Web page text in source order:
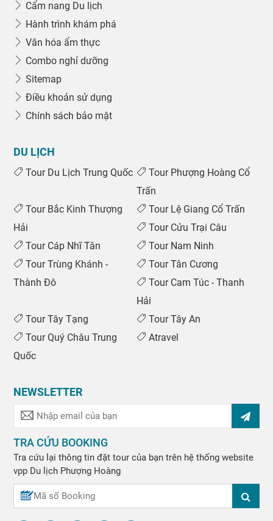
Cẩm nang Du lịch
Hành trình khám phá
Văn hóa ẩm thực
Combo nghỉ dưỡng
Sitemap
Điều khoản sử dụng
Chính sách bảo mật
DU LỊCH
Tour Du Lịch Trung Quốc
Tour Phượng Hoàng Cổ
Trấn
Tour Bắc Kinh Thượng
Hải
Tour Lệ Giang Cổ Trấn
Tour Cửu Trại Câu
Tour Cáp Nhĩ Tân
Tour Nam Ninh
Tour Trùng Khánh -
Thành Đô
Tour Tân Cương
Tour Cam Túc - Thanh
Hải
Tour Tây Tạng
Tour Tây An
Tour Quý Châu Trung
Quốc
Atravel
NEWSLETTER
TRA CỨU BOOKING
Tra cứu lại thông tin đặt tour của bạn trên hệ thống website
vpp Du lịch Phượng Hoàng